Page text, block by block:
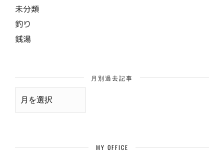
未分類
釣り
銭湯
月別過去記事
月
MY OFFICE